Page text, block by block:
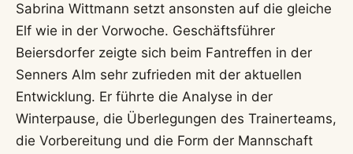
Sabrina Wittmann setzt ansonsten auf die gleiche
Elf wie in der Vorwoche. Geschäftsführer
Beiersdorfer zeigte sich beim Fantreffen in der
Senners Alm sehr zufrieden mit der aktuellen
Entwicklung. Er führte die Analyse in der
Winterpause, die Überlegungen des Trainerteams,
die Vorbereitung und die Form der Mannschaft